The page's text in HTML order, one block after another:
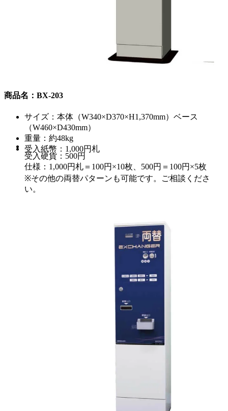
商品名：BX-203
サイズ：本体（W340×D370×H1,370mm）ベース
（W460×D430mm）
重量：約48kg
受入紙幣：1,000円札
受入硬貨：500円
仕様：1,000円札＝100円×10枚、500円＝100円×5枚
※その他の両替パターンも可能です。ご相談くださ
い。